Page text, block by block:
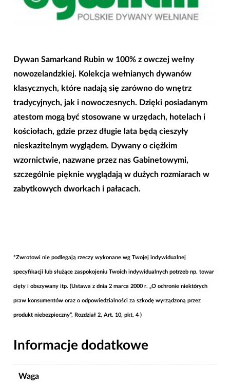
Dywan Samarkand Rubin w 100% z owczej wełny
nowozelandzkiej. Kolekcja wełnianych dywanów
klasycznych, które nadają się zarówno do wnętrz
tradycyjnych, jak i nowoczesnych. Dzięki posiadanym
atestom mogą być stosowane w urzędach, hotelach i
kościołach, gdzie przez długie lata będą cieszyły
nieskazitelnym wyglądem. Dywany o ciężkim
wzornictwie, nazwane przez nas Gabinetowymi,
szczególnie pięknie wyglądają w dużych rozmiarach w
zabytkowych dworkach i pałacach.
*Zwrotowi nie podlegają rzeczy wykonane wg Twojej indywidualnej
specyfikacji lub służące zaspokojeniu Twoich indywidualnych potrzeb np. towar
cięty i obszywany itp. (Ustawa z dnia 2 marca 2000 r. „O ochronie niektórych
praw konsumentów oraz o odpowiedzialności za szkodę wyrządzoną przez
produkt niebezpieczny”, Rozdział 2, Art. 10, pkt. 4 )
Informacje dodatkowe
Waga